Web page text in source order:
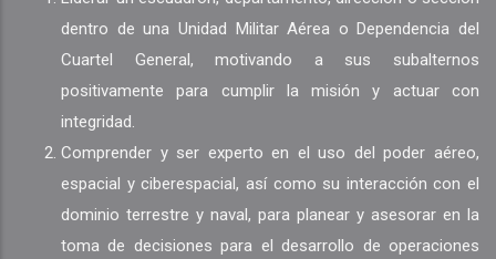
dentro de una Unidad Militar Aérea o Dependencia del
Cuartel General, motivando a sus subalternos
positivamente para cumplir la misión y actuar con
integridad.
Comprender y ser experto en el uso del poder aéreo,
espacial y ciberespacial, así como su interacción con el
dominio terrestre y naval, para planear y asesorar en la
toma de decisiones para el desarrollo de operaciones